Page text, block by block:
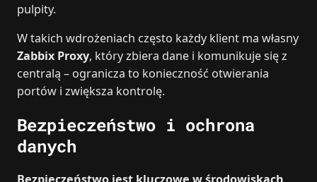
pulpity.
W takich wdrożeniach często każdy klient ma własny
Zabbix Proxy, który zbiera dane i komunikuje się z
centralą – ogranicza to konieczność otwierania
portów i zwiększa kontrolę.
Bezpieczeństwo i ochrona
danych